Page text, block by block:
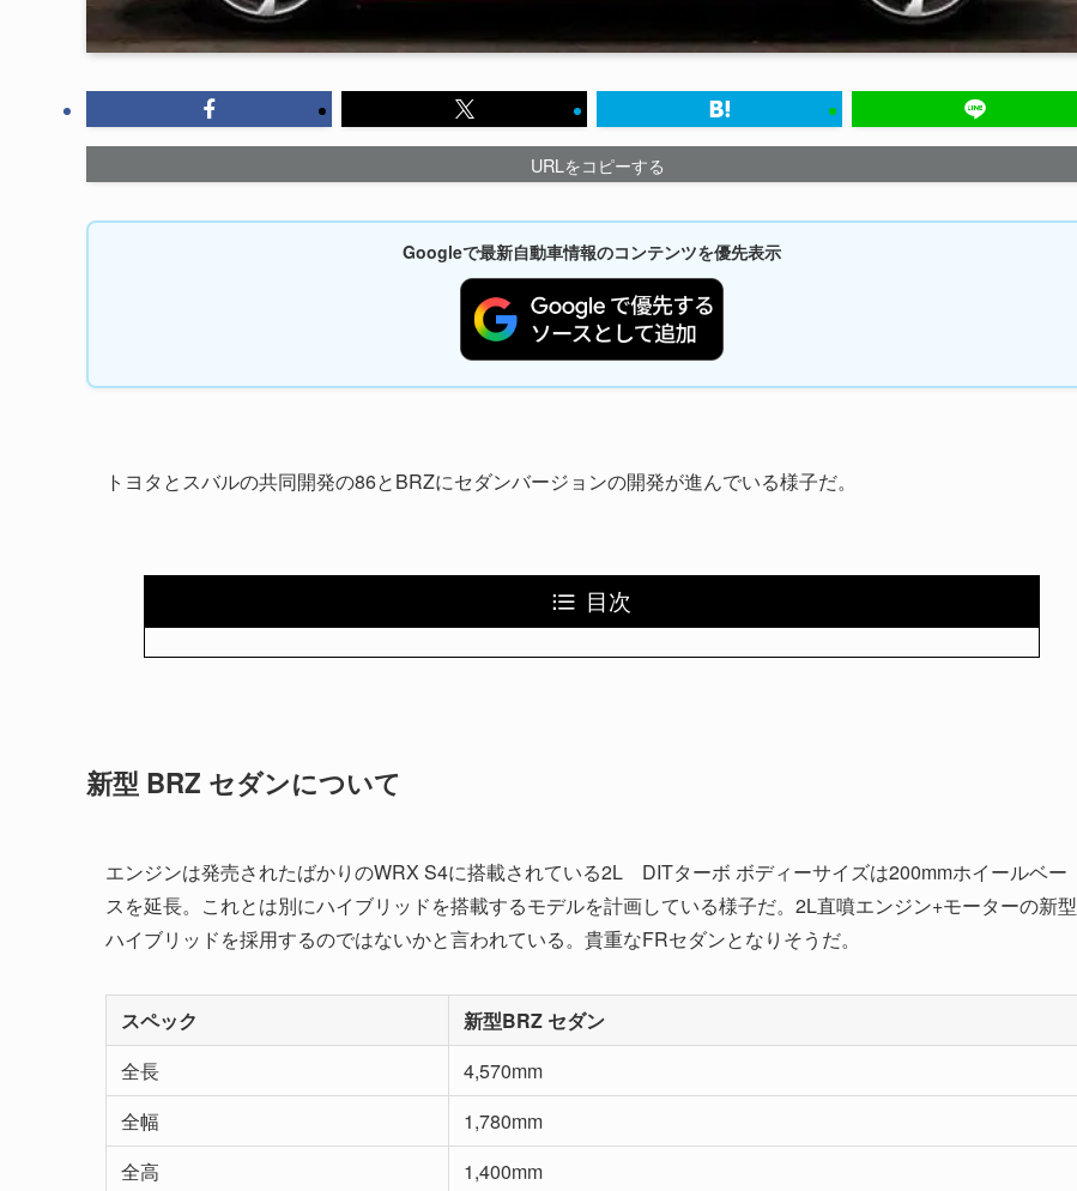
URLをコピーする
Googleで最新自動車情報のコンテンツを優先表示
トヨタとスバルの共同開発の86とBRZにセダンバージョンの開発が進んでいる様子だ。
目次
新型 BRZ セダンについて
エンジンは発売されたばかりのWRX S4に搭載されている2L DITターボ ボディーサイズは200mmホイールベー
スを延長。これとは別にハイブリッドを搭載するモデルを計画している様子だ。2L直噴エンジン+モーターの新型
ハイブリッドを採用するのではないかと言われている。貴重なFRセダンとなりそうだ。
スペック
新型BRZ セダン
全長
4,570mm
全幅
1,780mm
全高
1,400mm